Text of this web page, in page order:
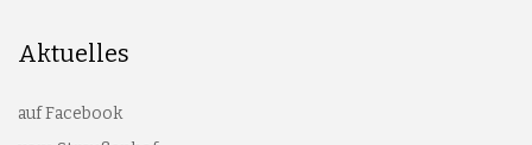
Aktuelles
auf Facebook